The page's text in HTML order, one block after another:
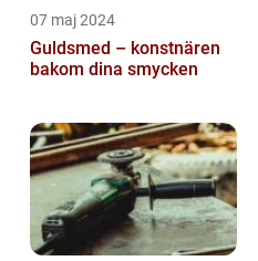
07 maj 2024
Guldsmed – konstnären
bakom dina smycken